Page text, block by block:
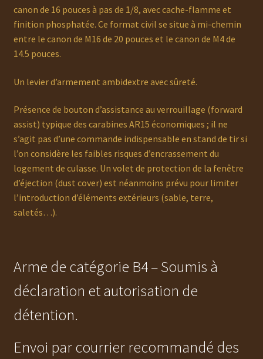
canon de 16 pouces à pas de 1/8, avec cache-flamme et
finition phosphatée. Ce format civil se situe à mi-chemin
entre le canon de M16 de 20 pouces et le canon de M4 de
14.5 pouces.
Un levier d’armement ambidextre avec sûreté.
Présence de bouton d’assistance au verrouillage (forward
assist) typique des carabines AR15 économiques ; il ne
s’agit pas d’une commande indispensable en stand de tir si
l’on considère les faibles risques d’encrassement du
logement de culasse. Un volet de protection de la fenêtre
d’éjection (dust cover) est néanmoins prévu pour limiter
l’introduction d’éléments extérieurs (sable, terre,
saletés…).
Arme de catégorie B4 – Soumis à
déclaration et autorisation de
détention.
Envoi par courrier recommandé des